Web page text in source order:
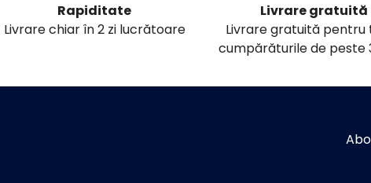
Rapiditate
Livrare chiar în 2 zi lucrătoare
Livrare gratuită
Livrare gratuită pentru
cumpărăturile de peste